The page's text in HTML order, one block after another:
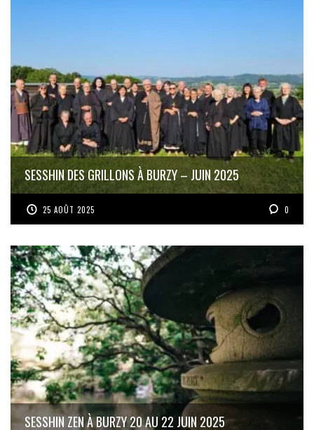
SESSHIN DES GRILLONS À BURZY – JUIN 2025
25 AOÛT 2025 0
SESSHIN ZEN À BURZY 20 AU 22 JUIN 2025